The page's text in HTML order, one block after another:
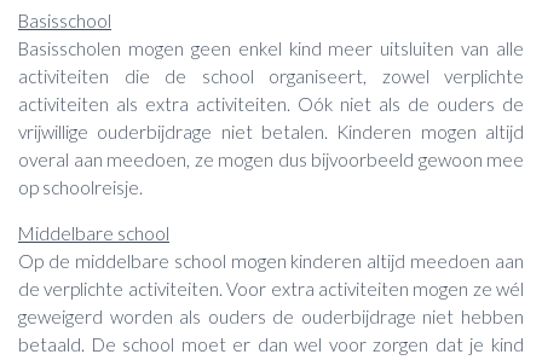
Basisschool
Basisscholen mogen geen enkel kind meer uitsluiten van alle
activiteiten die de school organiseert, zowel verplichte
activiteiten als extra activiteiten. Oók niet als de ouders de
vrijwillige ouderbijdrage niet betalen. Kinderen mogen altijd
overal aan meedoen, ze mogen dus bijvoorbeeld gewoon mee
op schoolreisje.
Middelbare school
Op de middelbare school mogen kinderen altijd meedoen aan
de verplichte activiteiten. Voor extra activiteiten mogen ze wél
geweigerd worden als ouders de ouderbijdrage niet hebben
betaald. De school moet er dan wel voor zorgen dat je kind